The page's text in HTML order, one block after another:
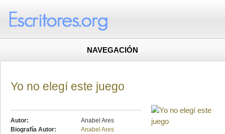
NAVEGACIÓN
Yo no elegí este juego
Autor:
Anabel Ares
Biografía Autor:
Anabel Ares